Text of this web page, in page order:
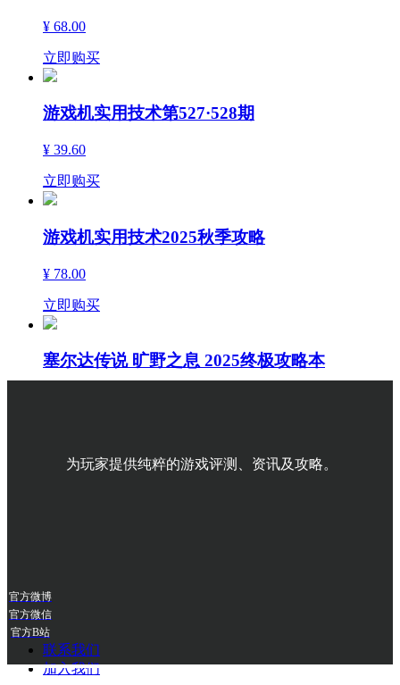
¥ 68.00
立即购买
游戏机实用技术第527·528期
¥ 39.60
立即购买
游戏机实用技术2025秋季攻略
¥ 78.00
立即购买
塞尔达传说 旷野之息 2025终极攻略本
为玩家提供纯粹的游戏评测、资讯及攻略。
官方微博
官方微信
官方B站
联系我们
加入我们